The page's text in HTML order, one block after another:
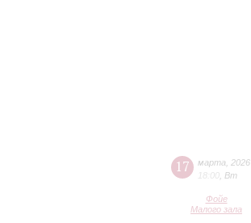
17 марта
2026
18:00 Вт
Фойе
Малого зала